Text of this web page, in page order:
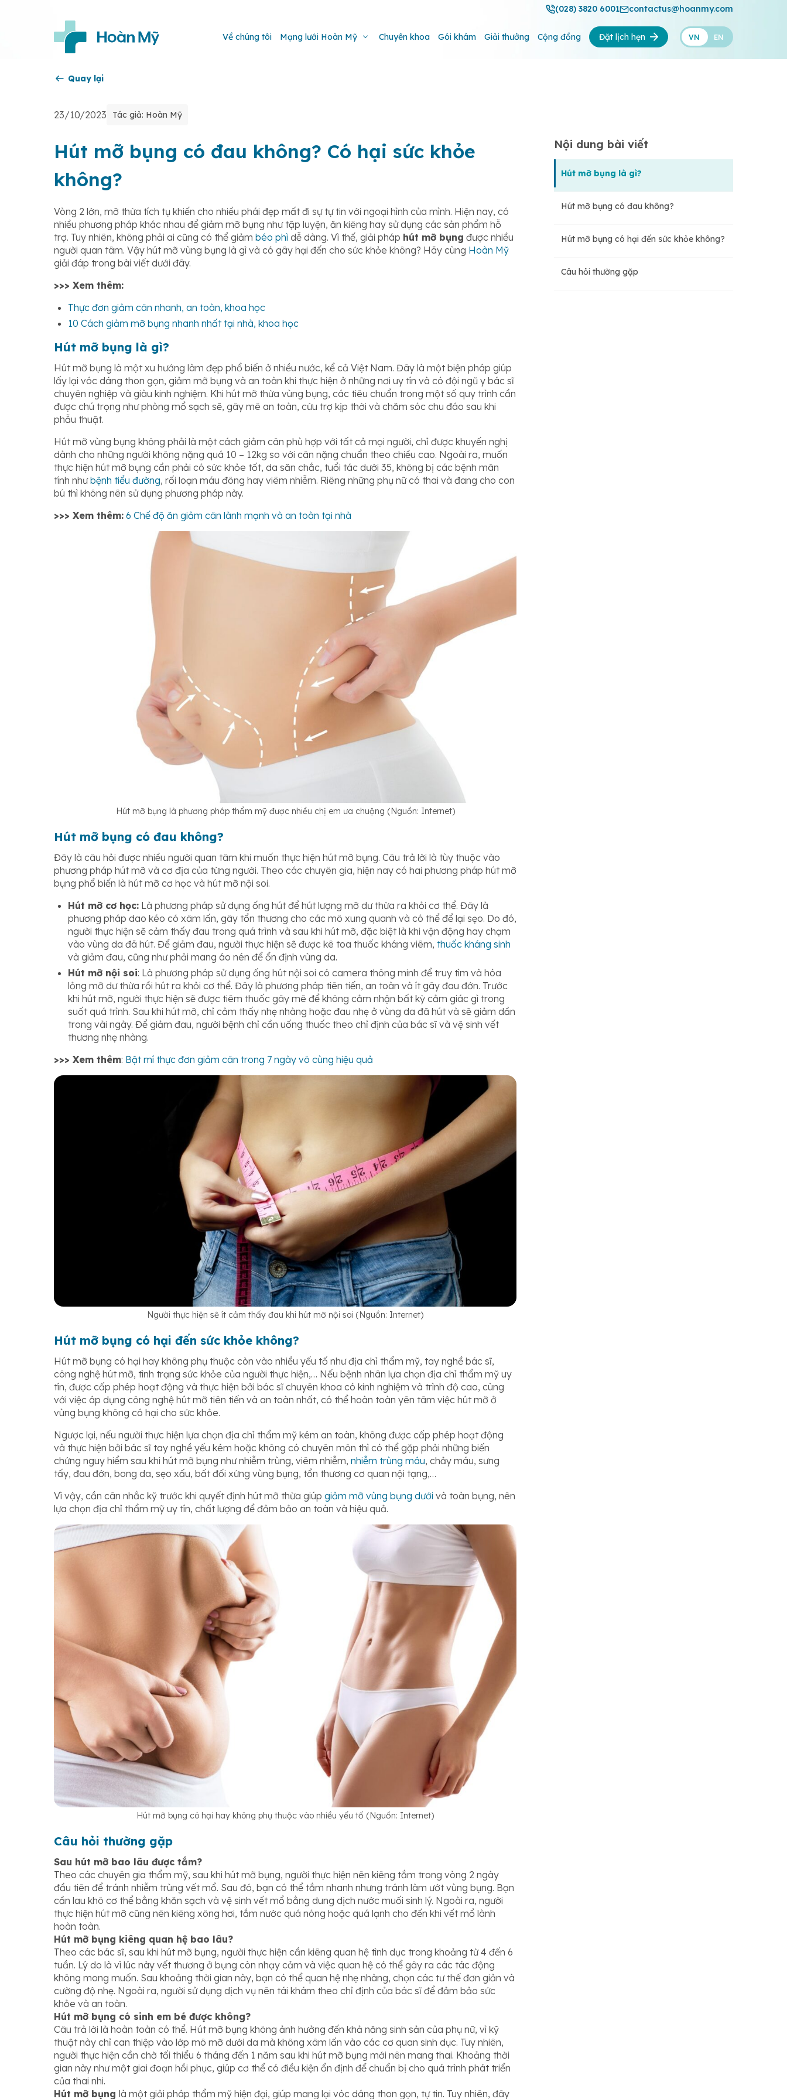
(028) 3820 6001 contactus@hoanmy.com
Về chúng tôi Mạng lưới Hoàn Mỹ Chuyên khoa Gói khám Giải thưởng Cộng đồng Đặt lịch hẹn VN EN
Quay lại
23/10/2023 Tác giả: Hoàn Mỹ
Hút mỡ bụng có đau không? Có hại sức khỏe
không?
Vòng 2 lớn, mỡ thừa tích tụ khiến cho nhiều phái đẹp mất đi sự tự tin với ngoại hình của mình. Hiện nay, có
nhiều phương pháp khác nhau để giảm mỡ bụng như tập luyện, ăn kiêng hay sử dụng các sản phẩm hỗ
trợ. Tuy nhiên, không phải ai cũng có thể giảm béo phì dễ dàng. Vì thế, giải pháp hút mỡ bụng được nhiều
người quan tâm. Vậy hút mỡ vùng bụng là gì và có gây hại đến cho sức khỏe không? Hãy cùng Hoàn Mỹ
giải đáp trong bài viết dưới đây.
>>> Xem thêm:
Thực đơn giảm cân nhanh, an toàn, khoa học
10 Cách giảm mỡ bụng nhanh nhất tại nhà, khoa học
Hút mỡ bụng là gì?
Hút mỡ bụng là một xu hướng làm đẹp phổ biến ở nhiều nước, kể cả Việt Nam. Đây là một biện pháp giúp
lấy lại vóc dáng thon gọn, giảm mỡ bụng và an toàn khi thực hiện ở những nơi uy tín và có đội ngũ y bác sĩ
chuyên nghiệp và giàu kinh nghiệm. Khi hút mỡ thừa vùng bụng, các tiêu chuẩn trong một số quy trình cần
được chú trọng như phòng mổ sạch sẽ, gây mê an toàn, cứu trợ kịp thời và chăm sóc chu đáo sau khi
phẫu thuật.
Hút mỡ vùng bụng không phải là một cách giảm cân phù hợp với tất cả mọi người, chỉ được khuyến nghị
dành cho những người không nặng quá 10 – 12kg so với cân nặng chuẩn theo chiều cao. Ngoài ra, muốn
thực hiện hút mỡ bụng cần phải có sức khỏe tốt, da săn chắc, tuổi tác dưới 35, không bị các bệnh mãn
tính nhưbệnh tiểu đường, rối loạn máu đông hay viêm nhiễm. Riêng những phụ nữ có thai và đang cho con
bú thì không nên sử dụng phương pháp này.
>>> Xem thêm: 6 Chế độ ăn giảm cân lành mạnh và an toàn tại nhà
Hút mỡ bụng là phương pháp thẩm mỹ được nhiều chị em ưa chuộng (Nguồn: Internet)
Hút mỡ bụng có đau không?
Đây là câu hỏi được nhiều người quan tâm khi muốn thực hiện hút mỡ bụng. Câu trả lời là tùy thuộc vào
phương pháp hút mỡ và cơ địa của từng người. Theo các chuyên gia, hiện nay có hai phương pháp hút mỡ
bụng phổ biến là hút mỡ cơ học và hút mỡ nội soi.
Hút mỡ cơ học: Là phương pháp sử dụng ống hút để hút lượng mỡ dư thừa ra khỏi cơ thể. Đây là
phương pháp dao kéo có xâm lấn, gây tổn thương cho các mô xung quanh và có thể để lại sẹo. Do đó,
người thực hiện sẽ cảm thấy đau trong quá trình và sau khi hút mỡ, đặc biệt là khi vận động hay chạm
vào vùng da đã hút. Để giảm đau, người thực hiện sẽ được kê toa thuốc kháng viêm, thuốc kháng sinh
và giảm đau, cũng như phải mang áo nén để ổn định vùng da.
Hút mỡ nội soi: Là phương pháp sử dụng ống hút nội soi có camera thông minh để truy tìm và hóa
lỏng mỡ dư thừa rồi hút ra khỏi cơ thể. Đây là phương pháp tiên tiến, an toàn và ít gây đau đớn. Trước
khi hút mỡ, người thực hiện sẽ được tiêm thuốc gây mê để không cảm nhận bất kỳ cảm giác gì trong
suốt quá trình. Sau khi hút mỡ, chỉ cảm thấy nhẹ nhàng hoặc đau nhẹ ở vùng da đã hút và sẽ giảm dần
trong vài ngày. Để giảm đau, người bệnh chỉ cần uống thuốc theo chỉ định của bác sĩ và vệ sinh vết
thương nhẹ nhàng.
>>> Xem thêm: Bật mí thực đơn giảm cân trong 7 ngày vô cùng hiệu quả
Người thực hiện sẽ ít cảm thấy đau khi hút mỡ nội soi (Nguồn: Internet)
Hút mỡ bụng có hại đến sức khỏe không?
Hút mỡ bụng có hại hay không phụ thuộc còn vào nhiều yếu tố như địa chỉ thẩm mỹ, tay nghề bác sĩ,
công nghệ hút mỡ, tình trạng sức khỏe của người thực hiện,… Nếu bệnh nhân lựa chọn địa chỉ thẩm mỹ uy
tín, được cấp phép hoạt động và thực hiện bởi bác sĩ chuyên khoa có kinh nghiệm và trình độ cao, cùng
với việc áp dụng công nghệ hút mỡ tiên tiến và an toàn nhất, có thể hoàn toàn yên tâm việc hút mỡ ở
vùng bụng không có hại cho sức khỏe.
Ngược lại, nếu người thực hiện lựa chọn địa chỉ thẩm mỹ kém an toàn, không được cấp phép hoạt động
và thực hiện bởi bác sĩ tay nghề yếu kém hoặc không có chuyên môn thì có thể gặp phải những biến
chứng nguy hiểm sau khi hút mỡ bụng như nhiễm trùng, viêm nhiễm, nhiễm trùng máu, chảy máu, sưng
tấy, đau đớn, bong da, sẹo xấu, bất đối xứng vùng bụng, tổn thương cơ quan nội tạng,…
Vì vậy, cần cân nhắc kỹ trước khi quyết định hút mỡ thừa giúp giảm mỡ vùng bụng dưới và toàn bụng, nên
lựa chọn địa chỉ thẩm mỹ uy tín, chất lượng để đảm bảo an toàn và hiệu quả.
Hút mỡ bụng có hại hay không phụ thuộc vào nhiều yếu tố (Nguồn: Internet)
Câu hỏi thường gặp
Sau hút mỡ bao lâu được tắm?
Theo các chuyên gia thẩm mỹ, sau khi hút mỡ bụng, người thực hiện nên kiêng tắm trong vòng 2 ngày
đầu tiên để tránh nhiễm trùng vết mổ. Sau đó, bạn có thể tắm nhanh nhưng tránh làm ướt vùng bụng. Bạn
cần lau khô cơ thể bằng khăn sạch và vệ sinh vết mổ bằng dung dịch nước muối sinh lý. Ngoài ra, người
thực hiện hút mỡ cũng nên kiêng xông hơi, tắm nước quá nóng hoặc quá lạnh cho đến khi vết mổ lành
hoàn toàn.
Hút mỡ bụng kiêng quan hệ bao lâu?
Theo các bác sĩ, sau khi hút mỡ bụng, người thực hiện cần kiêng quan hệ tình dục trong khoảng từ 4 đến 6
tuần. Lý do là vì lúc này vết thương ở bụng còn nhạy cảm và việc quan hệ có thể gây ra các tác động
không mong muốn. Sau khoảng thời gian này, bạn có thể quan hệ nhẹ nhàng, chọn các tư thế đơn giản và
cường độ nhẹ. Ngoài ra, người sử dụng dịch vụ nên tái khám theo chỉ định của bác sĩ để đảm bảo sức
khỏe và an toàn.
Hút mỡ bụng có sinh em bé được không?
Câu trả lời là hoàn toàn có thể. Hút mỡ bụng không ảnh hưởng đến khả năng sinh sản của phụ nữ, vì kỹ
thuật này chỉ can thiệp vào lớp mô mỡ dưới da mà không xâm lấn vào các cơ quan sinh dục. Tuy nhiên,
người thực hiện cần chờ tối thiểu 6 tháng đến 1 năm sau khi hút mỡ bụng mới nên mang thai. Khoảng thời
gian này như một giai đoạn hồi phục, giúp cơ thể có điều kiện ổn định để chuẩn bị cho quá trình phát triển
của thai nhi.
Hút mỡ bụng là một giải pháp thẩm mỹ hiện đại, giúp mang lại vóc dáng thon gọn, tự tin. Tuy nhiên, đây
Nội dung bài viết
Hút mỡ bụng là gì?
Hút mỡ bụng có đau không?
Hút mỡ bụng có hại đến sức khỏe không?
Câu hỏi thường gặp